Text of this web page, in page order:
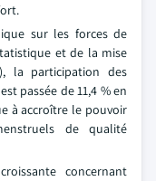
sur les forces de
et de la mise
la participation des
passée de 11,4 % en
à accroître le pouvoir
de qualité
concernant